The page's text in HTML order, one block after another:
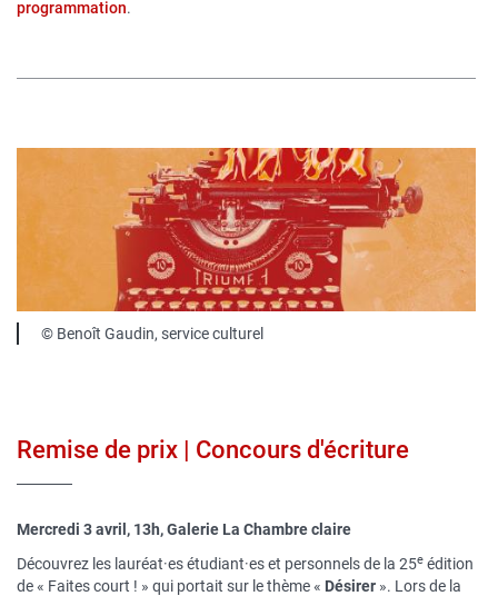
programmation.
Image
Légende
© Benoît Gaudin, service culturel
Remise de prix | Concours d'écriture
Mercredi 3 avril, 13h, Galerie La Chambre claire
Découvrez les lauréat·es étudiant·es et personnels de la 25e édition
de « Faites court ! » qui portait sur le thème « Désirer ». Lors de la